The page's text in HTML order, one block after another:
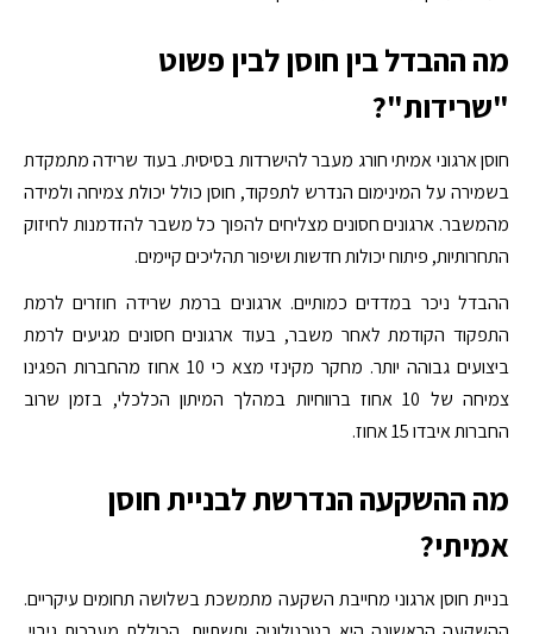
מה ההבדל בין חוסן לבין פשוט
"שרידות"?
חוסן ארגוני אמיתי חורג מעבר להישרדות בסיסית. בעוד שרידה מתמקדת
בשמירה על המינימום הנדרש לתפקוד, חוסן כולל יכולת צמיחה ולמידה
מהמשבר. ארגונים חסונים מצליחים להפוך כל משבר להזדמנות לחיזוק
התחרותיות, פיתוח יכולות חדשות ושיפור תהליכים קיימים.
ההבדל ניכר במדדים כמותיים. ארגונים ברמת שרידה חוזרים לרמת
התפקוד הקודמת לאחר משבר, בעוד ארגונים חסונים מגיעים לרמת
ביצועים גבוהה יותר. מחקר מקינזי
מצא כי 10 אחוז מהחברות הפגינו
צמיחה של 10 אחוז ברווחיות במהלך המיתון הכלכלי, בזמן שרוב
החברות איבדו 15 אחוז.
מה ההשקעה הנדרשת לבניית חוסן
אמיתי?
בניית חוסן ארגוני מחייבת השקעה מתמשכת בשלושה תחומים עיקריים.